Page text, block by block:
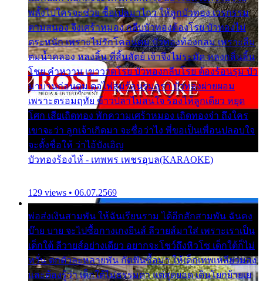
พลั้งไปใครจะช่วย ซื้อเปลมาไกว ให้ลูกบัวทอง เวรกรรม
ตามสนอง จึงเศร้าหมอง กลีบบัวทองต้องโรย บัวทองไม่
ตระหนัก เพราะไม่รักโคลนตม บัวทองท้องกลม เพราะลืม
ตมน้ำคลอง หลงลิ้น ที่สิ้นสัตย์ เจ้าจึงไม่ระมัด หลงกลิ่นลิ้น
โชย คำหวาน เขาวาดโรย บัวทองกลีบโรย ต้องร้อนรุม บัว
มาบานก่อนตูม ดุจไฟสุมร้อนรุมอุรา บัวทองผ่ายผอม
เพราะตรอมฤทัย ข้าวปลาไม่สนใจ ร้องไห้ลูกเดียว หยุด
โศก เสียเถิดทอง พักความเศร้าหมอง เถิดทองจ๋า ถึงใคร
เขาจะว่า ลูกเจ้าเกิดมา จะชื่อว่าไง พี่ขอเป็นเพื่อนปลอบใจ
จะตั้งชื่อให้ ว่าไอ้บังเอิญ
บัวทองร้องไห้ - เทพพร เพชรอุบล(KARAOKE)
129 views • 06.07.2569
พ่อส่งเงินสามพัน ให้ฉันเรียนราม ได้อีกสักสามพัน ฉันคง
บ๊าย บาย จะไปซื้อกางเกงยีนส์ ลีวายส์มาใส่ เพราะเราเป็น
เด็กใต้ ลีวายส์อย่างเดียว อยากจะโชว์ถึงหิวโซ เด็กใต้ก็ไม่
หวั่น ตกตัวละหลายพัน กัดฟันซื้อมา ให้เด็กเทพเหลียวมอง
และต้องรู้ว่า เด็กใต้ไม่ธรรมดา แต่สุดยอด เดินโยกย้ายเย